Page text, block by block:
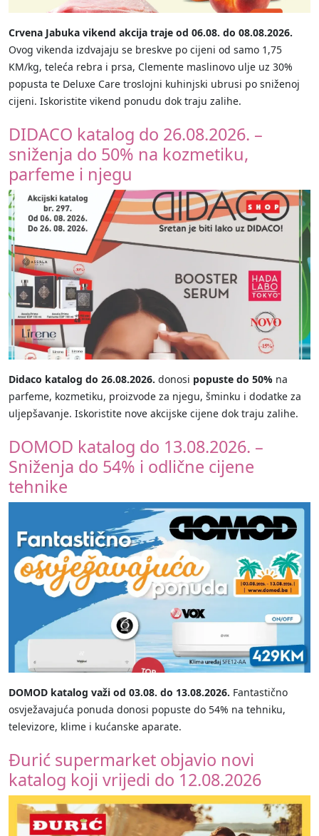
Crvena Jabuka vikend akcija traje od 06.08. do 08.08.2026.
Ovog vikenda izdvajaju se breskve po cijeni od samo 1,75
KM/kg, teleća rebra i prsa, Clemente maslinovo ulje uz 30%
popusta te Deluxe Care troslojni kuhinjski ubrusi po sniženoj
cijeni. Iskoristite vikend ponudu dok traju zalihe.
DIDACO katalog do 26.08.2026. –
sniženja do 50% na kozmetiku,
parfeme i njegu
Didaco katalog do 26.08.2026. donosi popuste do 50% na
parfeme, kozmetiku, proizvode za njegu, šminku i dodatke za
uljepšavanje. Iskoristite nove akcijske cijene dok traju zalihe.
DOMOD katalog do 13.08.2026. –
Sniženja do 54% i odlične cijene
tehnike
DOMOD katalog važi od 03.08. do 13.08.2026. Fantastično
osvježavajuća ponuda donosi popuste do 54% na tehniku,
televizore, klime i kućanske aparate.
Đurić supermarket objavio novi
katalog koji vrijedi do 12.08.2026